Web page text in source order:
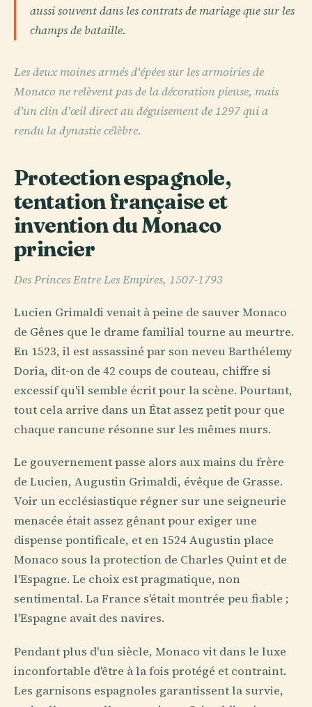
aussi souvent dans les contrats de mariage que sur les
champs de bataille.
Les deux moines armés d'épées sur les armoiries de
Monaco ne relèvent pas de la décoration pieuse, mais
d'un clin d'œil direct au déguisement de 1297 qui a
rendu la dynastie célèbre.
Protection espagnole,
tentation française et
invention du Monaco
princier
Des Princes Entre Les Empires, 1507-1793
Lucien Grimaldi venait à peine de sauver Monaco
de Gênes que le drame familial tourne au meurtre.
En 1523, il est assassiné par son neveu Barthélemy
Doria, dit-on de 42 coups de couteau, chiffre si
excessif qu'il semble écrit pour la scène. Pourtant,
tout cela arrive dans un État assez petit pour que
chaque rancune résonne sur les mêmes murs.
Le gouvernement passe alors aux mains du frère
de Lucien, Augustin Grimaldi, évêque de Grasse.
Voir un ecclésiastique régner sur une seigneurie
menacée était assez gênant pour exiger une
dispense pontificale, et en 1524 Augustin place
Monaco sous la protection de Charles Quint et de
l'Espagne. Le choix est pragmatique, non
sentimental. La France s'était montrée peu fiable ;
l'Espagne avait des navires.
Pendant plus d'un siècle, Monaco vit dans le luxe
inconfortable d'être à la fois protégé et contraint.
Les garnisons espagnoles garantissent la survie,